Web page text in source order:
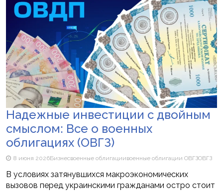
Надежные инвестиции с двойным
смыслом: Все о военных
облигациях (ОВГЗ)
8 июня 2026Бизнесвоенные облигациивоенные облигации ОВГЗОВГЗ
В условиях затянувшихся макроэкономических
вызовов перед украинскими гражданами остро стоит